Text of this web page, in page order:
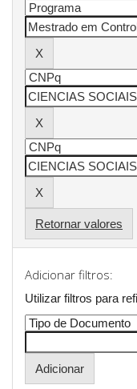
Retornar valores
Adicionar filtros:
Utilizar filtros para